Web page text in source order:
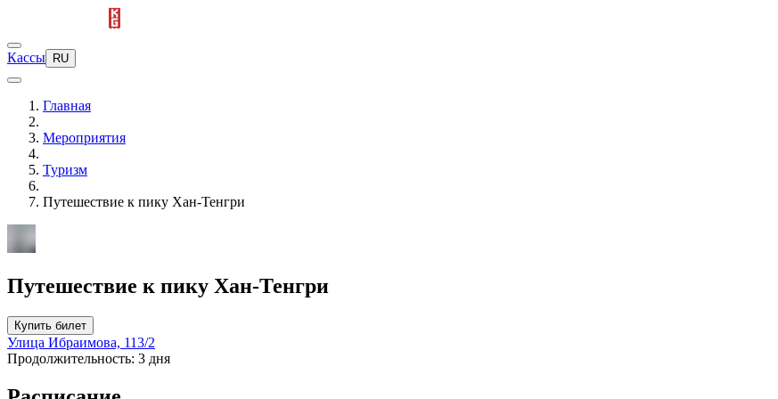
Кассы RU
Главная
Мероприятия
Туризм
Путешествие к пику Хан-Тенгри
Путешествие к пику Хан-Тенгри
Купить билет
Улица Ибраимова, 113/2
Продолжительность: 3 дня